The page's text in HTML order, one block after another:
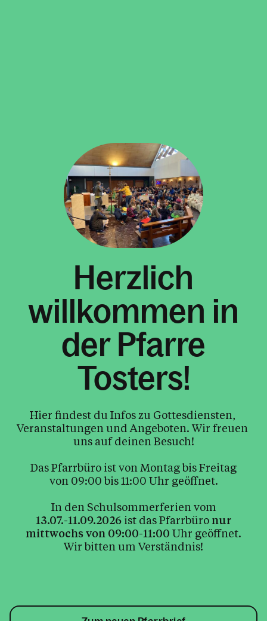
Herzlich
willkommen in
der Pfarre
Tosters!
Hier findest du Infos zu Gottesdiensten,
Veranstaltungen und Angeboten. Wir freuen
uns auf deinen Besuch!
Das Pfarrbüro ist von Montag bis Freitag
von 09:00 bis 11:00 Uhr geöffnet.
In den Schulsommerferien vom
13.07.-11.09.2026 ist das Pfarrbüro nur
mittwochs von 09:00-11:00 Uhr geöffnet.
Wir bitten um Verständnis!